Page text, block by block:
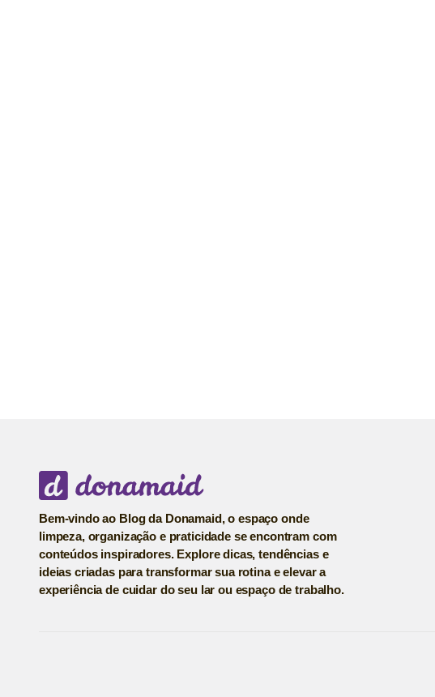
Bem-vindo ao Blog da Donamaid, o espaço onde
limpeza, organização e praticidade se encontram com
conteúdos inspiradores. Explore dicas, tendências e
ideias criadas para transformar sua rotina e elevar a
experiência de cuidar do seu lar ou espaço de trabalho.